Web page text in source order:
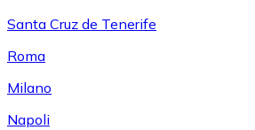
Santa Cruz de Tenerife
Roma
Milano
Napoli